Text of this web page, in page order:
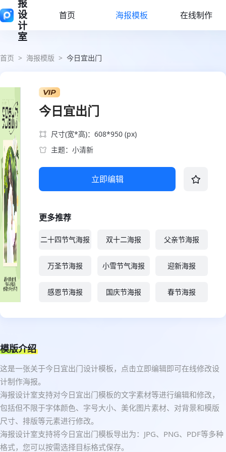
报
设
计
室
首页 海报模板 在线制作
首页 > 海报模版 > 今日宜出门
今日宜出门
尺寸(宽*高)：608*950 (px)
主题：小清新
立即编辑
更多推荐
二十四节气海报 双十二海报 父亲节海报
万圣节海报 小雪节气海报 迎新海报
感恩节海报 国庆节海报 春节海报
模版介绍
这是一张关于今日宜出门设计模板，点击立即编辑即可在线修改设
计制作海报。
海报设计室支持对今日宜出门模板的文字素材等进行编辑和修改，
包括但不限于字体颜色、字号大小、美化图片素材、对背景和模版
尺寸、排版等元素进行修改。
海报设计室支持将今日宜出门模板导出为：JPG、PNG、PDF等多种
格式，您可以按需选择目标格式保存。